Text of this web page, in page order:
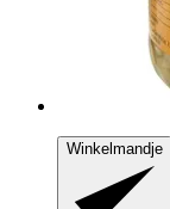
Winkelmandje